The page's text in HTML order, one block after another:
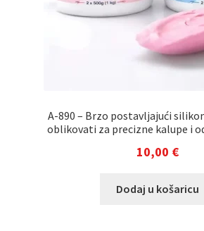
A-890 – Brzo postavljajući
oblikovati za precizne kalupe i
10,00 €
Dodaj u košaricu